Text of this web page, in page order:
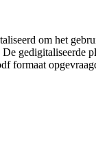
om het
gedigitaliseerde
formaat